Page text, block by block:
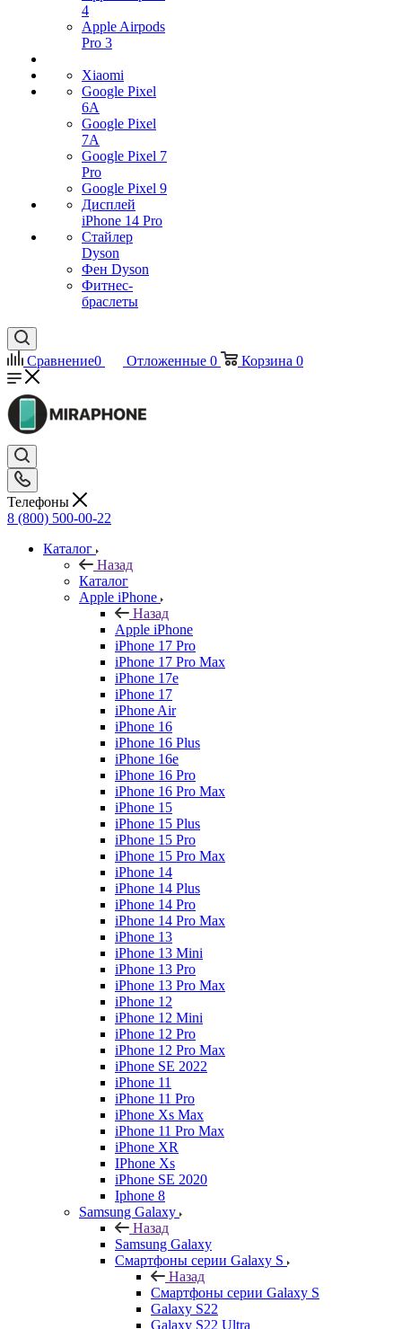
4
Apple Airpods
Pro 3
Xiaomi
Google Pixel
6A
Google Pixel
7А
Google Pixel 7
Pro
Google Pixel 9
Дисплей
iPhone 14 Pro
Стайлер
Dyson
Фен Dyson
Фитнес-
браслеты
Сравнение0 Отложенные 0 Корзина 0
Телефоны
8 (800) 500-00-22
Каталог
Назад
Каталог
Apple iPhone
Назад
Apple iPhone
iPhone 17 Pro
iPhone 17 Pro Max
iPhone 17e
iPhone 17
iPhone Air
iPhone 16
iPhone 16 Plus
iPhone 16e
iPhone 16 Pro
iPhone 16 Pro Max
iPhone 15
iPhone 15 Plus
iPhone 15 Pro
iPhone 15 Pro Max
iPhone 14
iPhone 14 Plus
iPhone 14 Pro
iPhone 14 Pro Max
iPhone 13
iPhone 13 Mini
iPhone 13 Pro
iPhone 13 Pro Max
iPhone 12
iPhone 12 Mini
iPhone 12 Pro
iPhone 12 Pro Max
iPhone SE 2022
iPhone 11
iPhone 11 Pro
iPhone Xs Max
iPhone 11 Pro Max
iPhone XR
IPhone Xs
iPhone SE 2020
Iphone 8
Samsung Galaxy
Назад
Samsung Galaxy
Смартфоны серии Galaxy S
Назад
Смартфоны серии Galaxy S
Galaxy S22
Galaxy S22 Ultra